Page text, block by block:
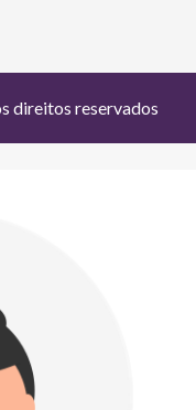
direitos reservados